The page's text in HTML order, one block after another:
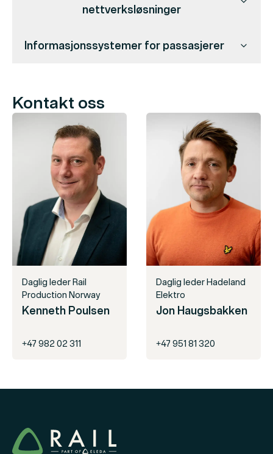
nettverksløsninger
Informasjonssystemer for passasjerer
Kontakt oss
Daglig leder Rail
Production Norway
Kenneth Poulsen
+47 982 02 311
Daglig leder Hadeland
Elektro
Jon Haugsbakken
+47 951 81 320